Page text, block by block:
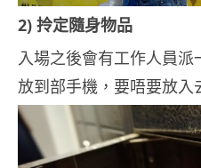
2) 拎定隨身物品
入場之後會有工作人員
放到部手機，要唔要放入